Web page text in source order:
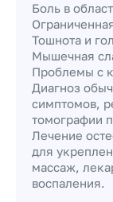
Боль в
Тошнота и
Мышечная
Проблемы с
Диагноз
симптомов,
томографии
Лечение
для
массаж,
воспаления.